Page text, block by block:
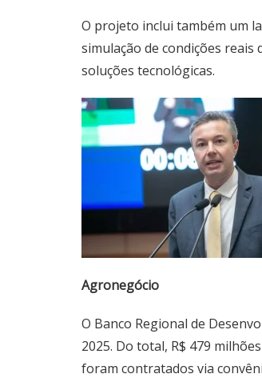
O projeto inclui também um
simulação de condições reais
soluções tecnológicas.
Agronegócio
O Banco Regional de
2025. Do total, R$ 479
foram contratados via